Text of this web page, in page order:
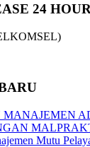
24
MANAJEMEN
Mutu